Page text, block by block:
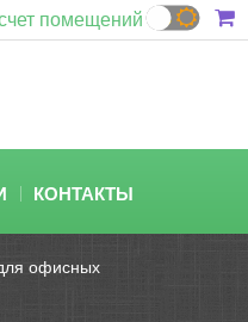
помещений
КОНТАКТЫ
офисных